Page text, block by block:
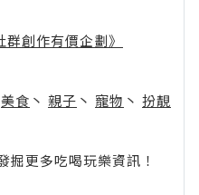
群創作有價企劃》
美食 丶 親子 丶 寵物 丶 扮靚
更多吃喝玩樂資訊！